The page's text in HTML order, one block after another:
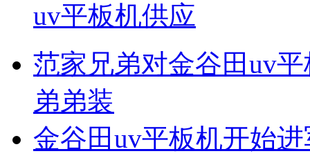
uv平板机供应
范家兄弟对金谷田uv
弟弟装
金谷田uv平板机开始